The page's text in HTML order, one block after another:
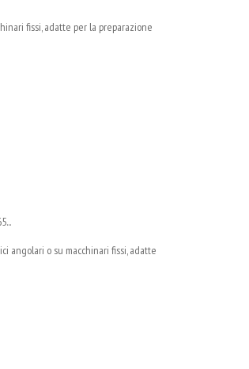
fissi, adatte per la preparazione
angolari o su macchinari fissi, adatte